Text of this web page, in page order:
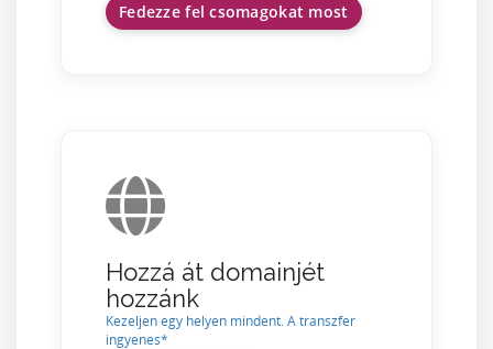
Fedezze fel csomagokat most
Hozzá át domainjét
hozzánk
Kezeljen egy helyen mindent. A transzfer
ingyenes*